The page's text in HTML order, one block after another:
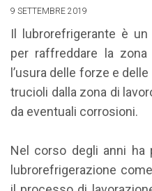
9 SETTEMBRE 2019
Il lubrorefrigerante è
per raffreddare la
l’usura delle forze e
trucioli dalla zona di
da eventuali corrosioni.
Nel corso degli anni
lubrorefrigerazione